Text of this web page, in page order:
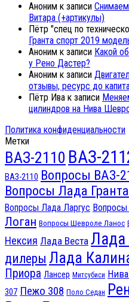
Аноним к записи
Витара (+артикулы)
Пётр "спец по
Гранта спорт 2019
Аноним к записи Какой
у Рено Дастер?
Аноним к записи
отзывы, ресурс до
Пётр Ива к записи
цилиндров на Нива
Политика конфиденциальности
Метки
ВАЗ-2110 ВАЗ-
ВАЗ-2110 Вопросы ВАЗ-
Вопросы Лада Гранта
Вопросы Лада Ларгус
Логан Вопросы Шевроле Ланос
Нексия Лада Веста Лада
дилеры Лада
Приора Лансер Митсубиси
307 Пежо 308 Поло Седан